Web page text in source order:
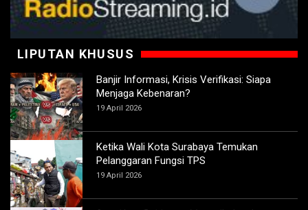
LIPUTAN KHUSUS
Banjir Informasi, Krisis Verifikasi: Siapa
Menjaga Kebenaran?
19 April 2026
Ketika Wali Kota Surabaya Temukan
Pelanggaran Fungsi TPS
19 April 2026